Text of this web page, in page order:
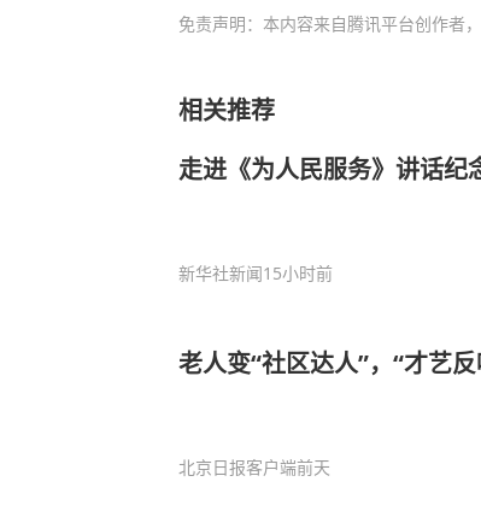
免责声明：本内容来自腾讯平台创作者
相关推荐
走进《为人民服务》讲话纪
新华社新闻15小时前
老人变“社区达人”，“才艺
北京日报客户端前天